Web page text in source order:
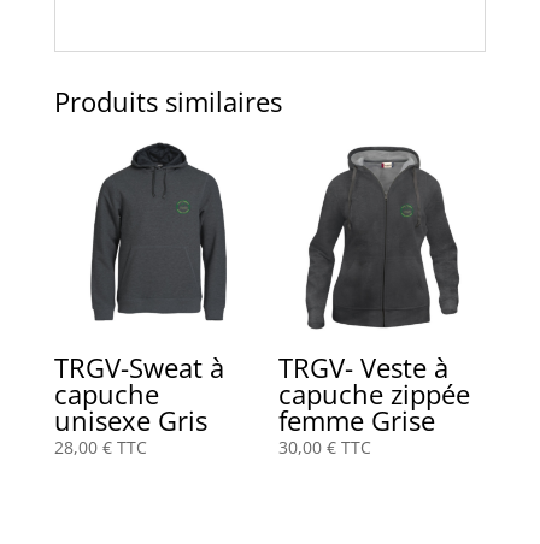
Produits similaires
TRGV-Sweat à
capuche
unisexe Gris
28,00 € TTC
TRGV- Veste à
capuche zippée
femme Grise
30,00€ TTC